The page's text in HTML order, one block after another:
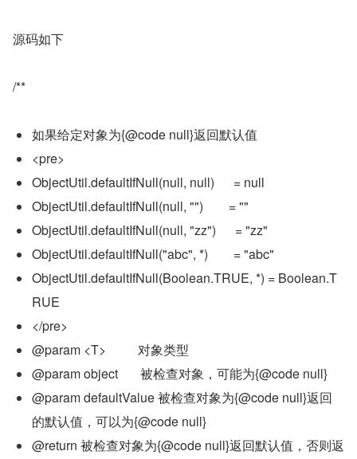
源码如下
/**
如果给定对象为{@code null}返回默认值
<pre>
ObjectUtil.defaultIfNull(null, null)      = null
ObjectUtil.defaultIfNull(null, "")        = ""
ObjectUtil.defaultIfNull(null, "zz")      = "zz"
ObjectUtil.defaultIfNull("abc", *)        = "abc"
ObjectUtil.defaultIfNull(Boolean.TRUE, *) = Boolean.T
RUE
</pre>
@param <T>          对象类型
@param object       被检查对象，可能为{@code null}
@param defaultValue 被检查对象为{@code null}返回
的默认值，可以为{@code null}
@return 被检查对象为{@code null}返回默认值，否则返